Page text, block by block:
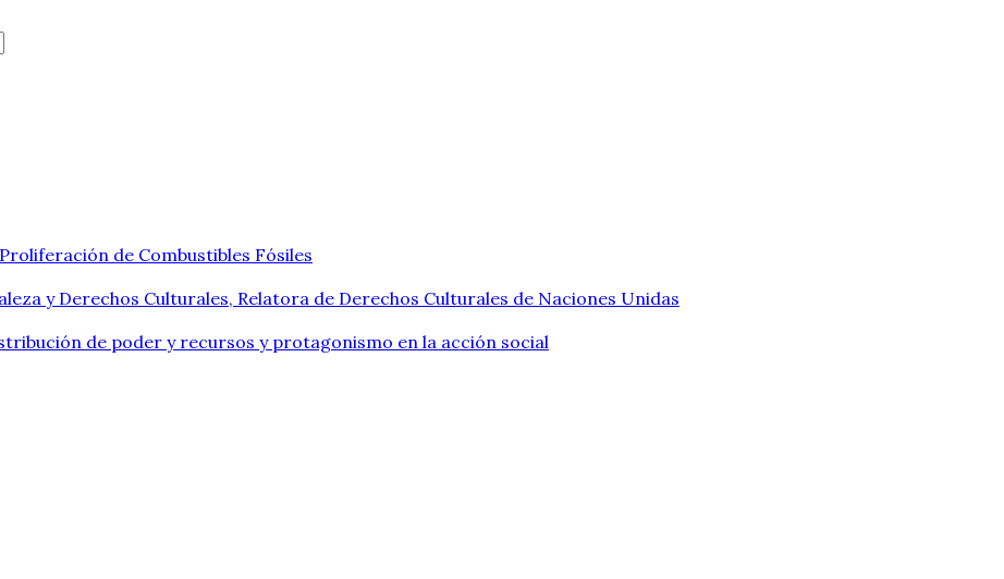
de Combustibles Fósiles
y Derechos Culturales, Relatora de Derechos Culturales de Naciones Unidas
de poder y recursos y protagonismo en la acción social